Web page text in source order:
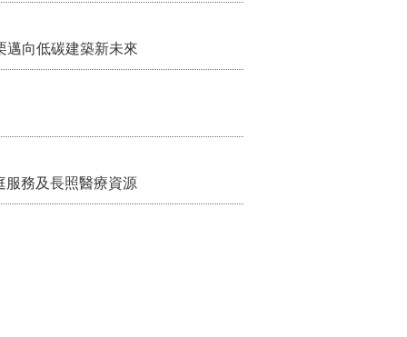
向低碳建築新未來
服務及長照醫療資源